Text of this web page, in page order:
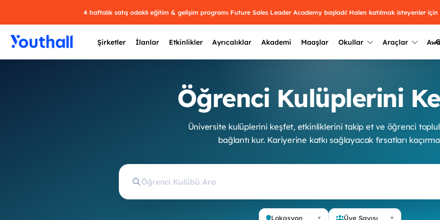
4 haftalık satış odaklı eğitim & gelişim programı Future Sales Leader Academy başladı! Halen katılmak isteyenler
Şirketler İlanlar Etkinlikler Ayrıcalıklar Akademi Maaşlar Okullar
Üniversite kulüplerini ve
Türkiye ve dünyadaki
hakkında bilgi al.
Araçlar
29 kategoride en iyileri sen seç.
2025 Kazananları
2024Kazananları
2023Kazananları
Öğrenci Kulüplerini
Üniversite kulüplerini keşfet, etkinliklerini takip et ve öğrenci
bağlantı kur. Kariyerine katkı sağlayacak fırsatları
Lokasyon Üye Sayısı